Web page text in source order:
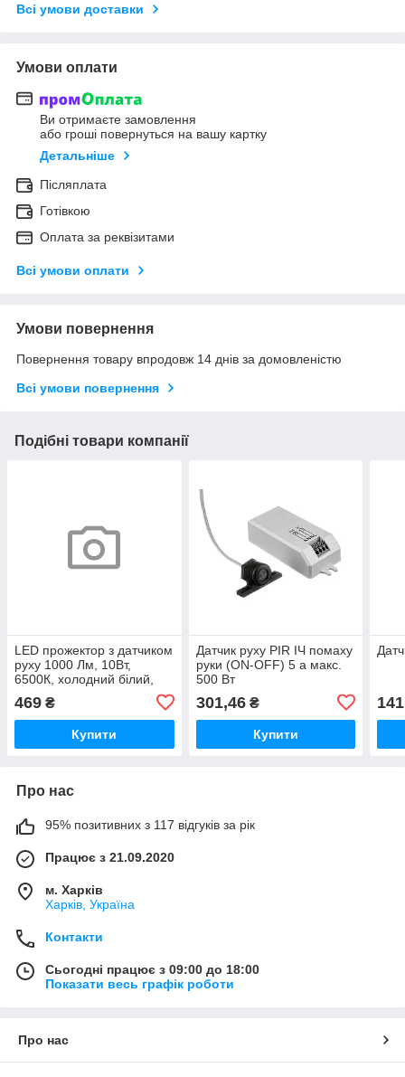
Всі умови доставки
Умови оплати
Ви отримаєте замовлення
або гроші повернуться на вашу картку
Детальніше
Післяплата
Готівкою
Оплата за реквізитами
Всі умови оплати
Умови повернення
Повернення товару впродовж 14 днів за домовленістю
Всі умови повернення
Подібні товари компанії
LED прожектор з датчиком
руху 1000 Лм, 10Вт,
6500К, холодний білий,
469 ₴
Купити
Датчик руху PIR ІЧ помаху
руки (ON-OFF) 5 а макс.
500 Вт
301,46₴
Купити
141
Про нас
95% позитивних з 117 відгуків за рік
Працює з 21.09.2020
м. Харків
Харків, Україна
Контакти
Сьогодні працює з 09:00 до 18:00
Показати весь графік роботи
Про нас